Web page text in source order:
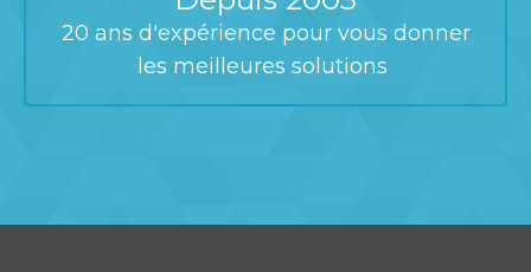
20 ans d'expérience pour vous donner
les meilleures solutions